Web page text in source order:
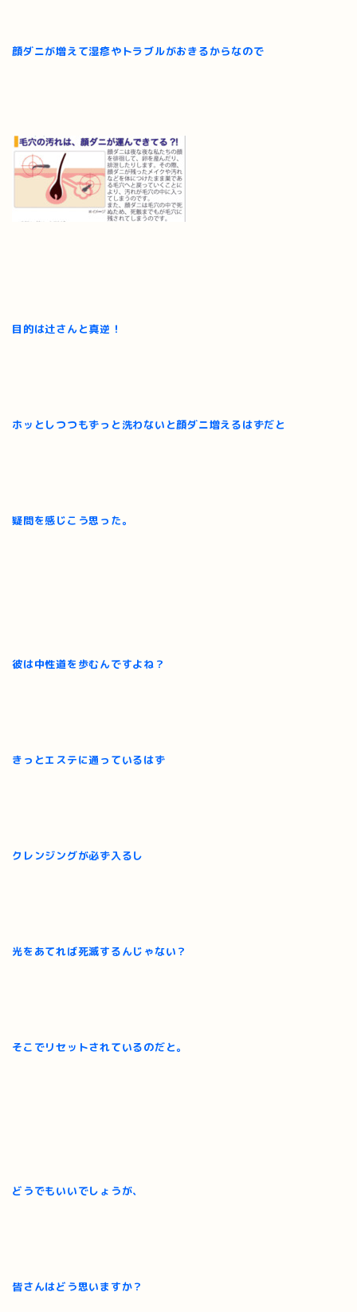
顔ダニが増えて湿疹やトラブルがおきるからなので
目的は辻さんと真逆！
ホッとしつつもずっと洗わないと顔ダニ増えるはずだと
疑問を感じこう思った。
彼は中性道を歩むんですよね？
きっとエステに通っているはず
クレンジングが必ず入るし
光をあてれば死滅するんじゃない？
そこでリセットされているのだと。
どうでもいいでしょうが、
皆さんはどう思いますか？